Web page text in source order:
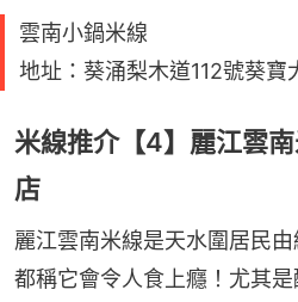
雲南小鍋米線
地址：葵涌梨木道112號葵寶
米線推介【4】麗江雲
店
麗江雲南米線是天水圍居民
都稱它會令人食上癮！尤其是